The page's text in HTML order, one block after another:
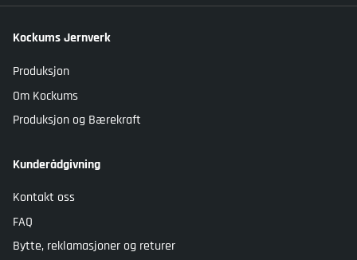
Kockums Jernverk
Produksjon
Om Kockums
Produksjon og Bærekraft
Kunderådgivning
Kontakt oss
FAQ
Bytte, reklamasjoner og returer